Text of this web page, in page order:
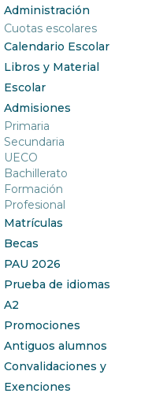
Administración
Cuotas escolares
Calendario Escolar
Libros y Material
Escolar
Admisiones
Primaria
Secundaria
UECO
Bachillerato
Formación
Profesional
Matrículas
Becas
PAU 2026
Prueba de idiomas
A2
Promociones
Antiguos alumnos
Convalidaciones y
Exenciones